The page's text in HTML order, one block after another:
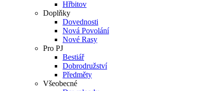
Hřbitov
Doplňky
Dovednosti
Nová Povolání
Nové Rasy
Pro PJ
Bestiář
Dobrodružství
Předměty
Všeobecné